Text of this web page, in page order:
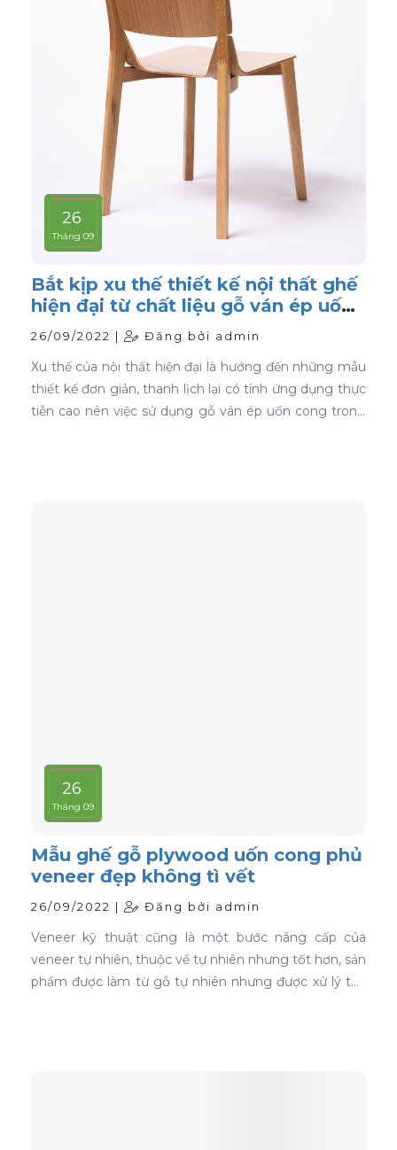
26
Tháng 09
Bắt kịp xu thế thiết kế nội thất ghế
hiện đại từ chất liệu gỗ ván ép uốn
cong
26/09/2022 | Đăng bởi admin
Xu thế của nội thất hiện đại là hướng đến những mẫu
thiết kế đơn giản, thanh lịch lại có tính ứng dụng thực
tiễn cao nên việc sử dụng gỗ ván ép uốn cong trong
26
Tháng 09
Mẫu ghế gỗ plywood uốn cong phủ
veneer đẹp không tì vết
26/09/2022 | Đăng bởi admin
Veneer kỹ thuật cũng là một bước nâng cấp của
veneer tự nhiên, thuộc về tự nhiên nhưng tốt hơn, sản
phẩm được làm từ gỗ tự nhiên nhưng được xử lý tạo